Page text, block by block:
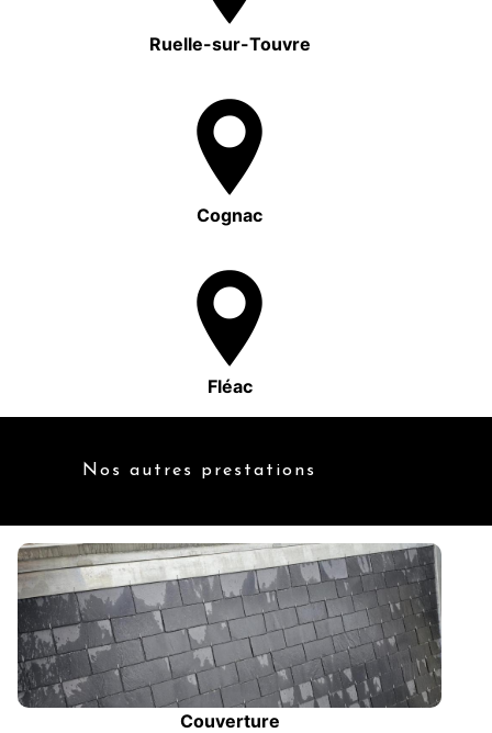
Ruelle-sur-Touvre
Cognac
Fléac
Nos autres prestations
Couverture